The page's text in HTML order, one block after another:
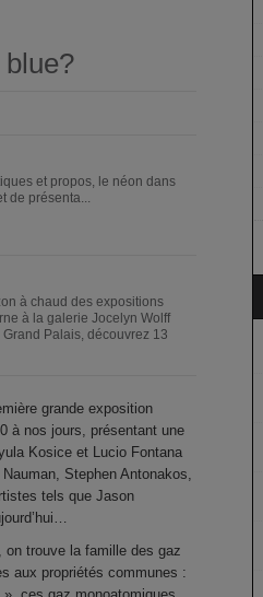
blue?
et propos, le néon dans
de présenta...
à chaud des expositions
à la galerie Jocelyn Wolff
Palais, découvrez 13
grande exposition
à nos jours, présentant une
Kosice et Lucio Fontana
Stephen Antonakos,
tels que Jason
on trouve la famille des gaz
aux propriétés communes :